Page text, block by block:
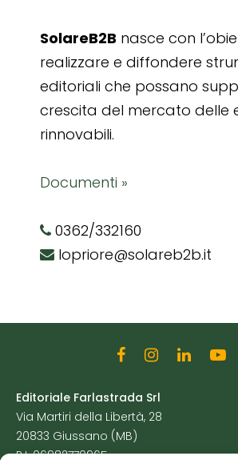
SolareB2B nasce con
realizzare e diffondere
editoriali che possano
crescita del mercato delle
rinnovabili.
Documenti »
0362/332160
lopriore@solareb2b.it
Editoriale Farlastrada Srl
Via Martiri della Libertà, 28
20833 Giussano (MB)
P.I. 06982770965